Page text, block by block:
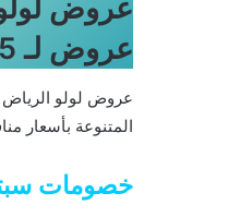
عروض لـ 5 و10 و15 و20
المتنوعة بأسعار منافسة لا
خصومات